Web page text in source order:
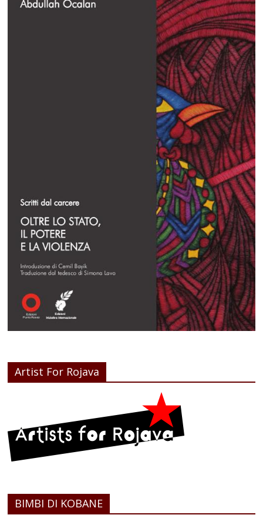
Artist For Rojava
BIMBI DI KOBANE